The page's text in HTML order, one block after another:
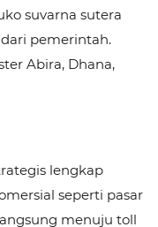
suvarna sutera
pemerintah.
Abira, Dhana,
lengkap
seperti pasar
menuju toll